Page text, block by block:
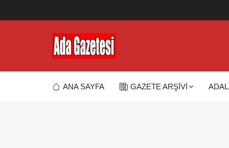
ANA SAYFA GAZETE ARŞİVİ